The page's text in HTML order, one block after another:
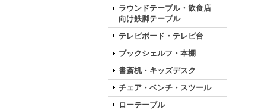
ラウンドテーブル・飲食店
向け鉄脚テーブル
テレビボード・テレビ台
ブックシェルフ・本棚
書斎机・キッズデスク
チェア・ベンチ・スツール
ローテーブル